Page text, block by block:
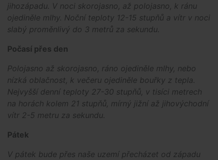
jihozápadu. V noci skorojasno, až polojasno, k ránu
ojediněle mlhy. Noční teploty 12-15 stupňů a vítr v noci
slabý proměnlivý do 3 metrů za sekundu.
Počasí přes den
Polojasno až skorojasno, ráno ojediněle mlhy, nebo
nízká oblačnost, k večeru ojediněle bouřky z tepla.
Nejvyšší denní teploty 27-30 stupňů, v tisíci metrech
na horách kolem 21 stupňů, mírný jižní až jihovýchodní
vítr 2-5 metru za sekundu.
Pátek
V pátek bude přes naše uzemí přecházet od západu